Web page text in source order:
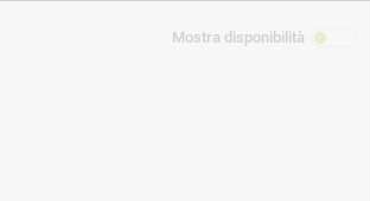
Mostra disponibilità